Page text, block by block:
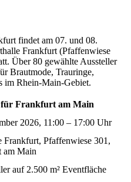
findet am 07. und 08.
Frankfurt (Pfaffenwiese
Über 80 gewählte Aussteller
Brautmode, Trauringe,
im Rhein-Main-Gebiet.
für Frankfurt am Main
2026, 11:00 – 17:00 Uhr
Frankfurt, Pfaffenwiese 301,
am Main
auf 2.500 m² Eventfläche